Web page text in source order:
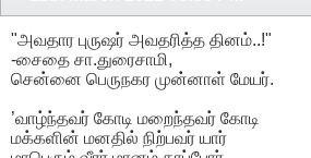
"அவதார புருஷர் அவதரித்த தினம்..!"
-சைதை சா.துரைசாமி,
சென்னை பெருநகர முன்னாள் மேயர்.
’வாழ்ந்தவர் கோடி மறைந்தவர் கோடி
மக்களின் மனதில் நிற்பவர் யார்